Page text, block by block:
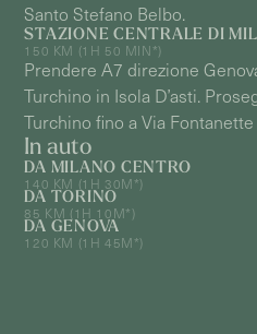
Santo Stefano Belbo.
STAZIONE CENTRALE DI
150 KM (1H 50 MIN*)
Prendere A7 direzione
Turchino in Isola D’asti.
Turchino fino a Via
In auto
DA MILANO CENTRO
140 KM (1H 30M*)
DA TORINO
85 KM (1H 10M*)
DA GENOVA
120 KM (1H 45M*)